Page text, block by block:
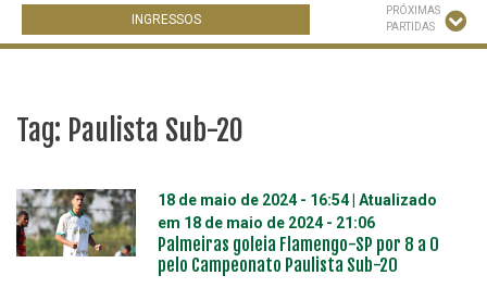
INGRESSOS
PRÓXIMAS
PARTIDAS
Tag: Paulista Sub-20
18 de maio de 2024 - 16:54| Atualizado
em 18 de maio de 2024 - 21:06
Palmeiras goleia Flamengo-SP por 8 a 0
pelo Campeonato Paulista Sub-20